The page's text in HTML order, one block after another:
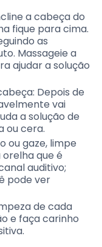
a cabeça do
fique para cima.
as
Massageie a
ajudar a solução
Depois de
vai
a solução de
ou cera.
ou gaze, limpe
que é
auditivo;
pode ver
de cada
e faça carinho